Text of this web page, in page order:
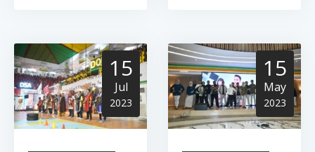
15
Jul
2023
15
May
2023